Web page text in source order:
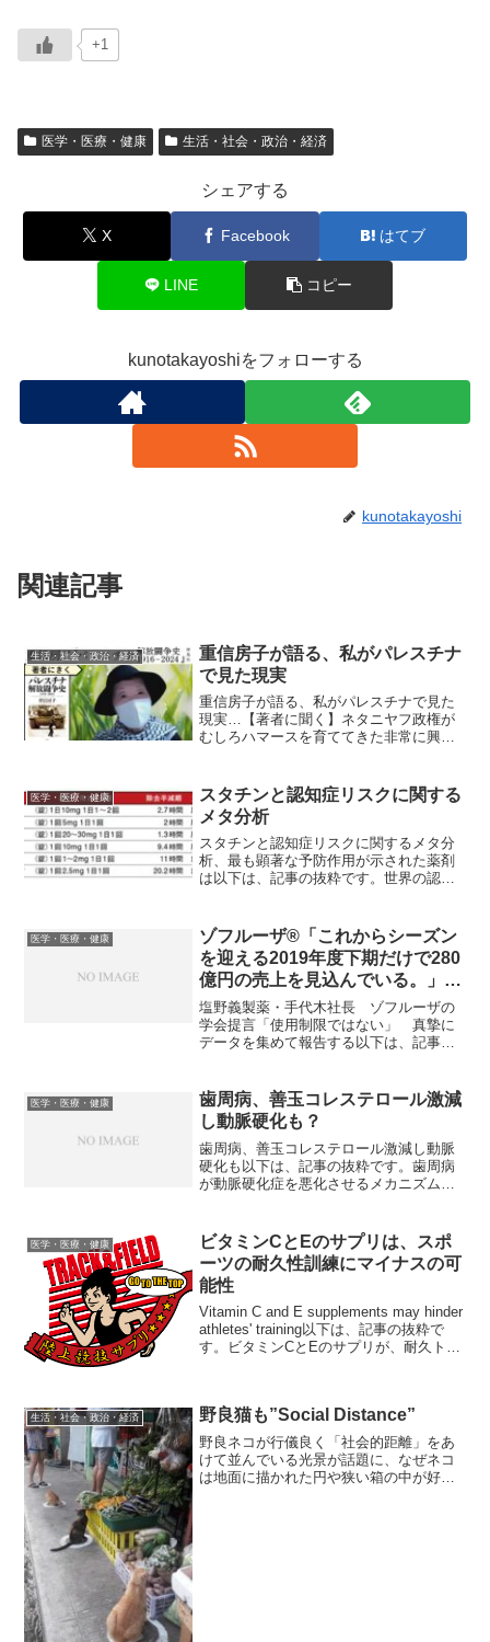
+1
医学・医療・健康 生活・社会・政治・経済
シェアする
X Facebook はてブ
LINE コピー
kunotakayoshiをフォローする
kunotakayoshi
関連記事
生活・社会・政治・経済
重信房子が語る、私がパレスチナ
で見た現実
重信房子が語る、私がパレスチナで見た
現実…【著者に聞く】ネタニヤフ政権が
むしろハマースを育ててきた非常に興味
チナ解放人民戦線（PFLP）に参加して、
およそ30年にわたり...
医学・医療・健康
スタチンと認知症リスクに関する
メタ分析
スタチンと認知症リスクに関するメタ分
析、最も顕著な予防作用が示された薬剤
は以下は、記事の抜粋です。世界の認知
定されている。心血管系への効果を期待
し広く用いら...
医学・医療・健康
ゾフルーザ®「これからシーズン
を迎える2019年度下期だけで280
億円の売上を見込んでいる。」by
塩野義社長。日本の医者もなめら
れたもんです。
塩野義製薬・手代木社長 ゾフルーザの
学会提言「使用制限ではない」 真摯に
データを集めて報告する以下は、記事の
四半期（４～９月）の決算会見で、日本
感染症学会や日...
医学・医療・健康
歯周病、善玉コレステロール激減
し動脈硬化も？
歯周病、善玉コレステロール激減し動脈
硬化も以下は、記事の抜粋です。歯周病
が動脈硬化症を悪化させるメカニズム
には、動脈硬化の原因の「悪玉コレステ
ロール」を回収する力を持つ...
医学・医療・健康
ビタミンCとEのサプリは、スポ
ーツの耐久性訓練にマイナスの可
能性
Vitamin C and E supplements may hinder
athletes' training以下は、記事の抜粋で
す。ビタミンCとEのサプリが、耐久トレ
生活・社会・政治・経済 野良猫も”Social Distance”
野良ネコが行儀良く「社会的距離」をあ
けて並んでいる光景が話題に、なぜネコ
は地面に描かれた円や狭い箱の中が好き